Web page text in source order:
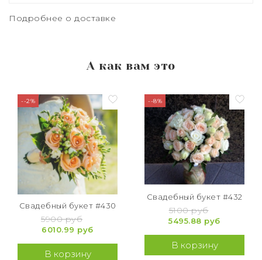
Подробнее о доставке
А как вам это
--2%
Свадебный букет #430
5900 руб
6010.99 руб
В корзину
--8%
Свадебный букет #432
5100 руб
5495.88 руб
В корзину